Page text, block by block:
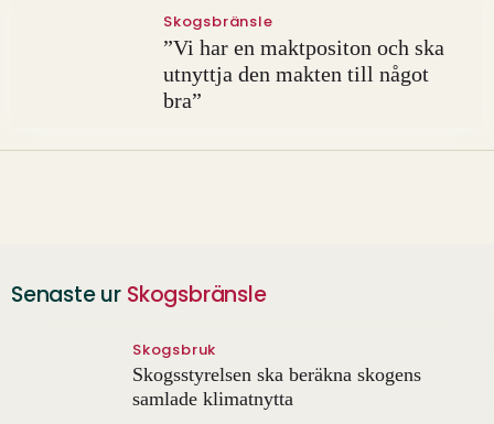
Skogsbränsle
”Vi har en maktpositon och ska
utnyttja den makten till något
bra”
Senaste ur Skogsbränsle
Skogsbruk
Skogsstyrelsen ska beräkna skogens
samlade klimatnytta